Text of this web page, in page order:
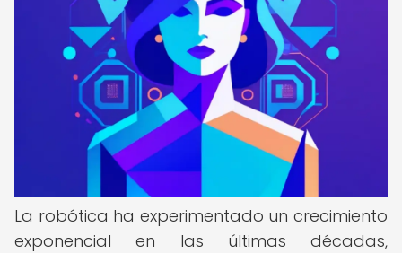
La robótica ha experimentado un crecimiento
exponencial en las últimas décadas,